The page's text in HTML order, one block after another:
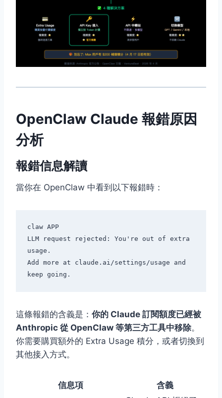
OpenClaw Claude 報錯原因
分析
報錯信息解讀
當你在 OpenClaw 中看到以下報錯時：
claw APP
LLM request rejected: You're out of extra
usage.
Add more at claude.ai/settings/usage and
這條報錯的含義是： 你的 Claude 訂閱額度已經被
Anthropic 從 OpenClaw 等第三方工具中移除。
你需要購買額外的 Extra Usage 積分，或者切換到
其他接入方式。
信息項 含義